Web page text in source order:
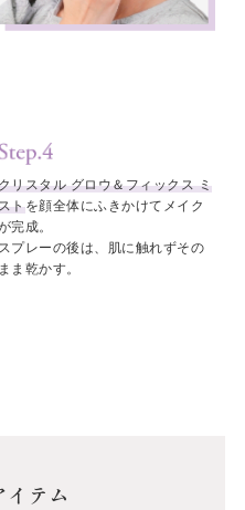
リスタル グロウ＆フィックス ミ
トを顔全体にふきかけてメイク
完成。
スプレーの後は、肌に触れずその
まま乾かす。
イテム